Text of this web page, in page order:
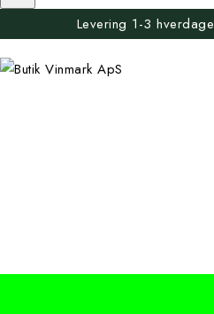
Levering 1-3 hverdage